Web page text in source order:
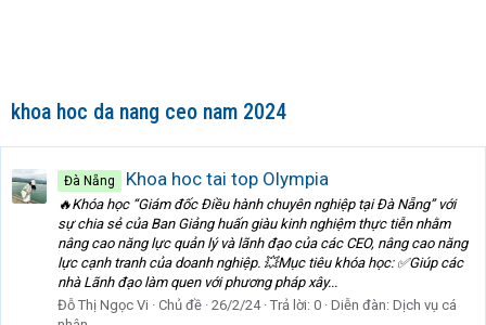
khoa hoc da nang ceo nam 2024
Đà Nẵng Khoa hoc tai top Olympia
🔥Khóa học “Giám đốc Điều hành chuyên nghiệp tại Đà Nẵng” với
sự chia sẻ của Ban Giảng huấn giàu kinh nghiệm thực tiễn nhằm
nâng cao năng lực quản lý và lãnh đạo của các CEO, nâng cao năng
lực cạnh tranh của doanh nghiệp. 💥Mục tiêu khóa học: ✅Giúp các
nhà Lãnh đạo làm quen với phương pháp xây...
Đỗ Thị Ngọc Vi
Chủ đề 26/2/24 Trả lời: 0 Diễn đàn: Dịch vụ cá